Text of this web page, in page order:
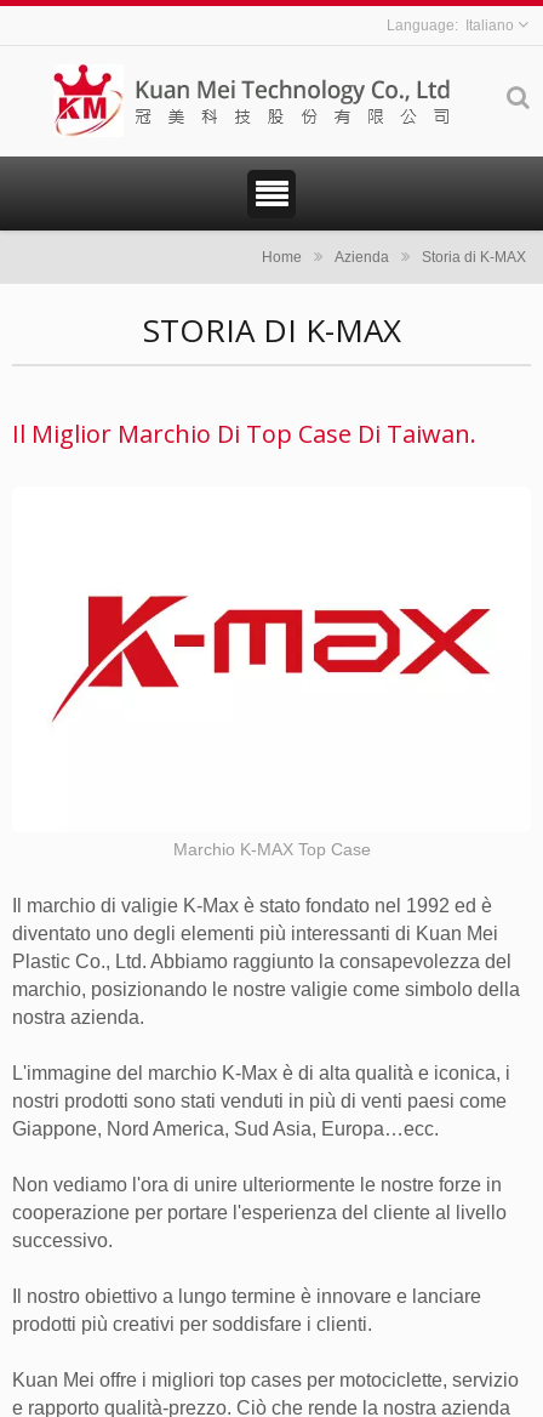
Italiano
Home Azienda Storia di K-MAX
STORIA DI K-MAX
Il Miglior Marchio Di Top Case Di Taiwan.
Marchio K-MAX Top Case
Il marchio di valigie K-Max è stato fondato nel 1992 ed è
diventato uno degli elementi più interessanti di Kuan Mei
Plastic Co., Ltd. Abbiamo raggiunto la consapevolezza del
marchio, posizionando le nostre valigie come simbolo della
nostra azienda.
L'immagine del marchio K-Max è di alta qualità e iconica, i
nostri prodotti sono stati venduti in più di venti paesi come
Giappone, Nord America, Sud Asia, Europa…ecc.
Non vediamo l'ora di unire ulteriormente le nostre forze in
cooperazione per portare l'esperienza del cliente al livello
successivo.
Il nostro obiettivo a lungo termine è innovare e lanciare
prodotti più creativi per soddisfare i clienti.
Kuan Mei offre i migliori top cases per motociclette, servizio
e rapporto qualità-prezzo. Ciò che rende la nostra azienda